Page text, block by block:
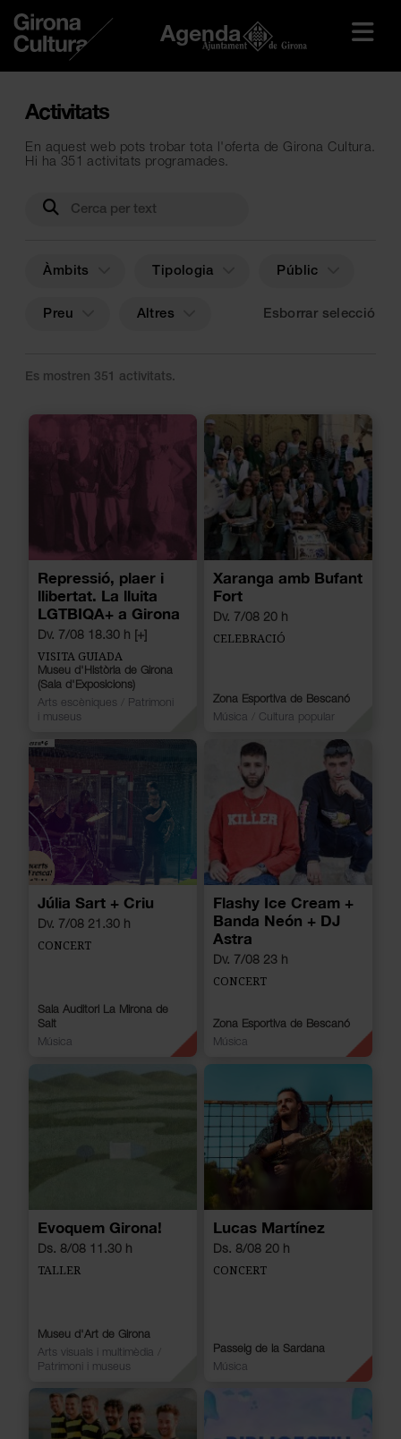
Agenda
Activitats
En aquest web pots trobar tota l'oferta de Girona Cultura.
Hi ha 351 activitats programades.
Àmbits Tipologia Públic
Preu Altres Esborrar selecció
Es mostren 351 activitats.
Repressió, plaer i
llibertat. La lluita
LGTBIQA+ a Girona
Dv. 7/08 18.30 h [+]
VISITA GUIADA
Museu d'Història de Girona
(Sala d'Exposicions)
Arts escèniques
Patrimoni
i museus
Xaranga amb Bufant
Fort
Dv. 7/08 20 h
CELEBRACIÓ
Zona Esportiva de Bescanó
Música
Cultura popular
Júlia Sart + Criu
Dv. 7/08 21.30 h
CONCERT
Sala Auditori La Mirona de
Salt
Música
Flashy Ice Cream +
Banda Neón + DJ
Astra
Dv. 7/08 23 h
CONCERT
Zona Esportiva de Bescanó
Música
Evoquem Girona!
Ds. 8/08 11.30 h
TALLER
Museu d'Art de Girona
Arts visuals i multimèdia
Patrimoni i museus
Lucas Martínez
Ds. 8/08 20 h
CONCERT
Passeig de la Sardana
Música